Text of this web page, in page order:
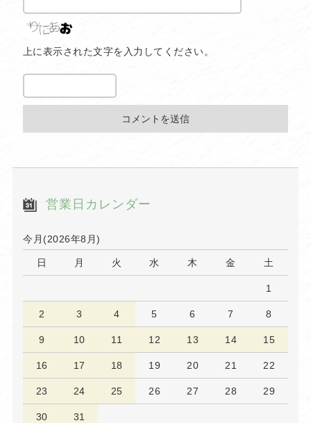
上に表示された文字を入力してください。
営業日カレンダー
今月(2026年8月)
日 月 火 水 木 金 土
1
2 3 4 5 6 7 8
9 10 11 12 13 14 15
16 17 18 19 20 21 22
23 24 25 26 27 28 29
30 31